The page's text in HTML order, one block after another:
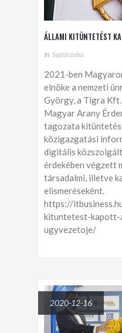
ÁLLAMI KITÜNTETÉST
In Sajtószoba
2021-ben
elnöke a nemzeti
György, a Tigra
Magyar Arany
tagozata
közigazgatási
digitális
érdekében végzett
társadalmi, illetve
elismeréseként.
https://
kituntetest-
ugyvezetoje/
2020-12-16